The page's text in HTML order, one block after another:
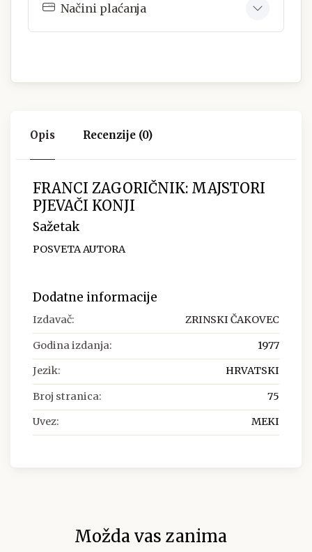
Načini plaćanja
Opis Recenzije (0)
FRANCI ZAGORIČNIK: MAJSTORI
PJEVAČI KONJI
Sažetak
POSVETA AUTORA
Dodatne informacije
Izdavač: ZRINSKI ČAKOVEC
Godina izdanja: 1977
Jezik: HRVATSKI
Broj stranica: 75
Uvez: MEKI
Možda vas zanima